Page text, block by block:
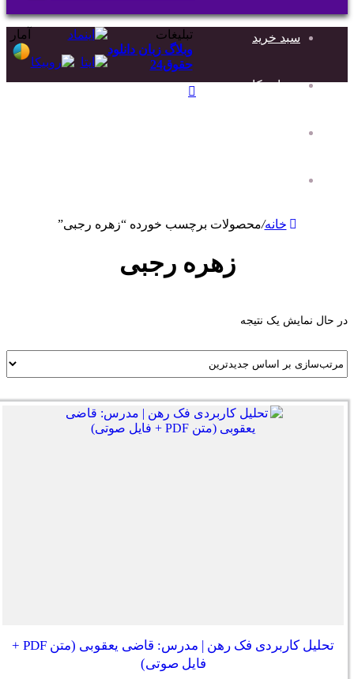
سبد خرید
حساب کاربری من
جستجو
برای
خانه/محصولات برچسب خورده “زهره رجبی”
زهره رجبی
در حال نمایش یک نتیجه
تحلیل کاربردی فک رهن | مدرس: قاضی یعقوبی (متن PDF +
فایل صوتی)
تبلیغات
وبلاگ زبان دانلود
حقوق24
آمار
دکمه